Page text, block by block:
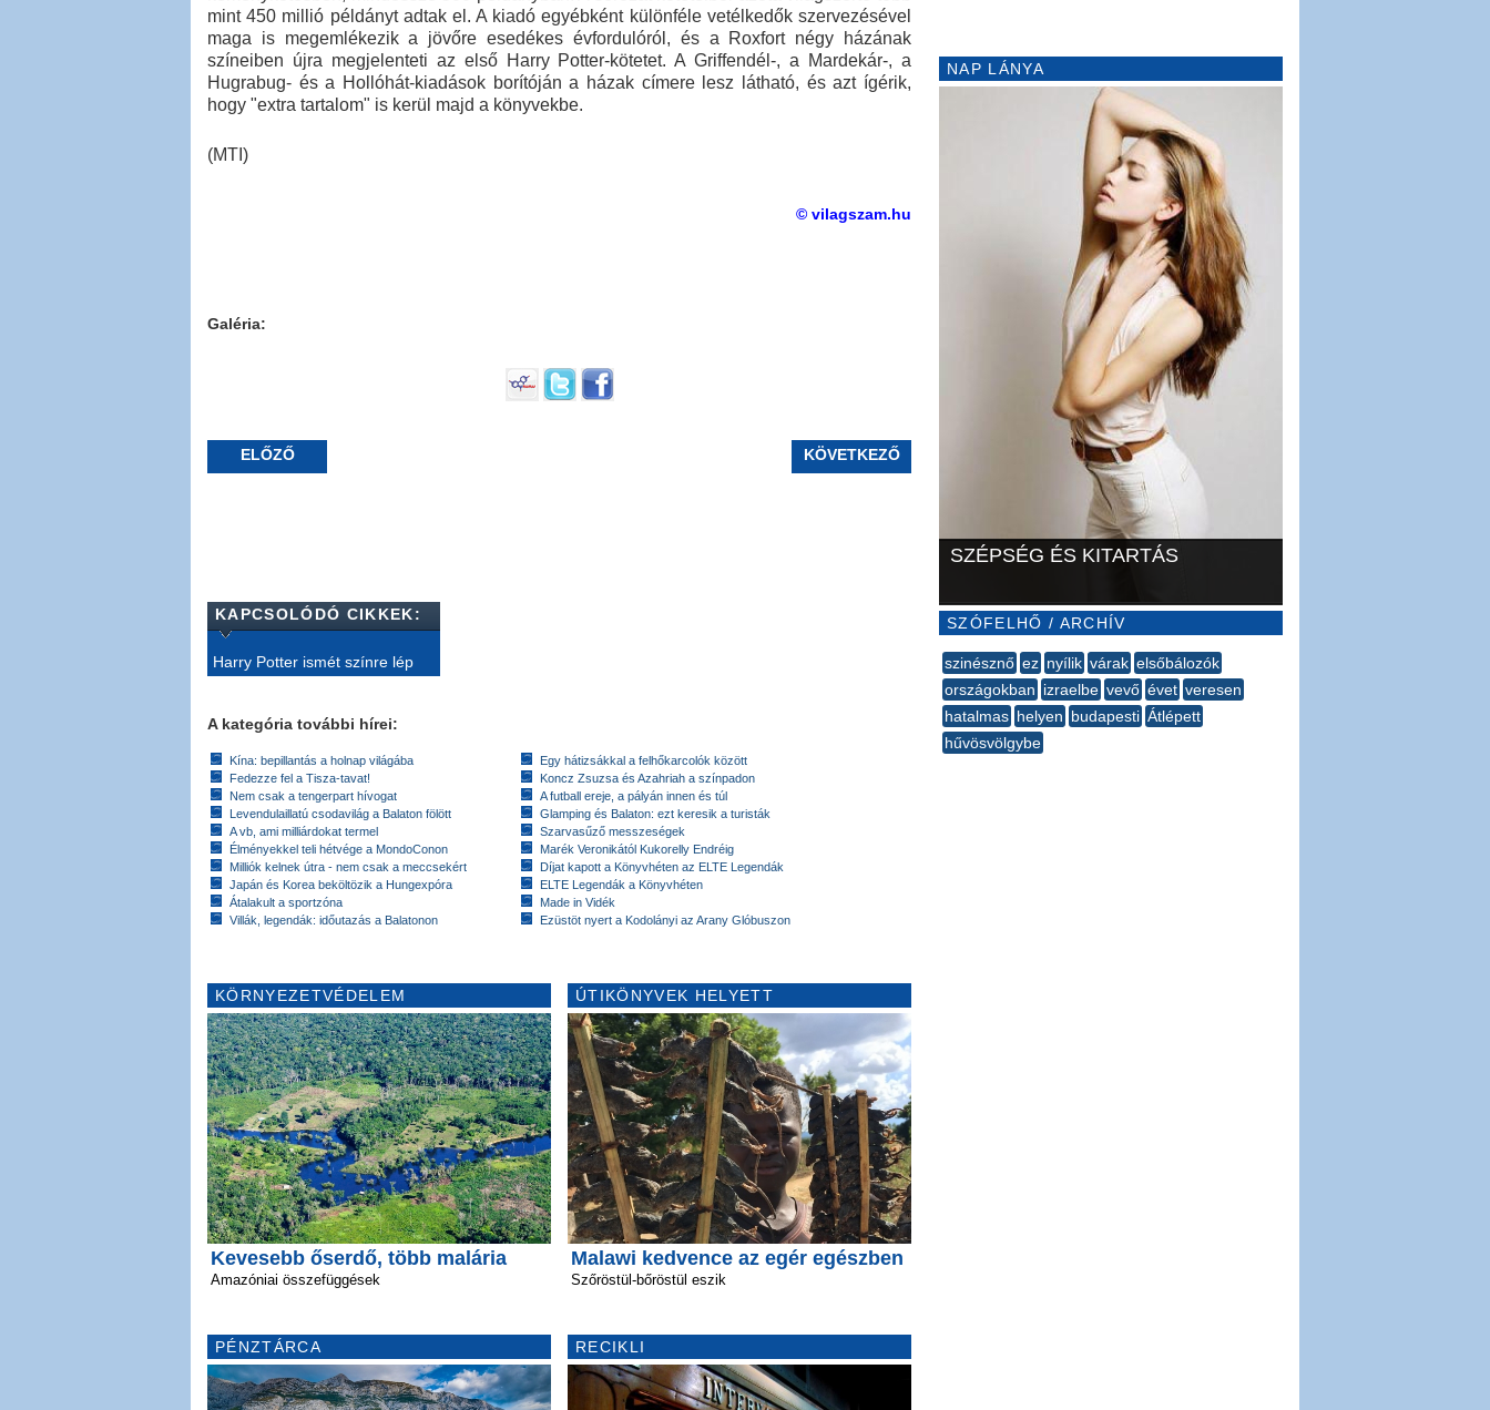
mint 450 millió példányt adtak el. A kiadó egyébként különféle vetélkedők szervezésével
maga is megemlékezik a jövőre esedékes évfordulóról, és a Roxfort négy házának
színeiben újra megjelenteti az első Harry Potter-kötetet. A Griffendél-, a Mardekár-, a
Hugrabug- és a Hollóhát-kiadások borítóján a házak címere lesz látható, és azt ígérik,
hogy "extra tartalom" is kerül majd a könyvekbe.
(MTI)
© vilagszam.hu
Galéria:
ELŐZŐ KÖVETKEZŐ
KAPCSOLÓDÓ CIKKEK:
Harry Potter ismét színre lép
A kategória további hírei:
Kína: bepillantás a holnap világába
Fedezze fel a Tisza-tavat!
Nem csak a tengerpart hívogat
Levendulaillatú csodavilág a Balaton fölött
A vb, ami milliárdokat termel
Élményekkel teli hétvége a MondoConon
Milliók kelnek útra - nem csak a meccsekért
Japán és Korea beköltözik a Hungexpóra
Átalakult a sportzóna
Villák, legendák: időutazás a Balatonon
Egy hátizsákkal a felhőkarcolók között
Koncz Zsuzsa és Azahriah a színpadon
A futball ereje, a pályán innen és túl
Glamping és Balaton: ezt keresik a turisták
Szarvasűző messzeségek
Marék Veronikától Kukorelly Endréig
Díjat kapott a Könyvhéten az ELTE Legendák
ELTE Legendák a Könyvhéten
Made in Vidék
Ezüstöt nyert a Kodolányi az Arany Glóbuszon
KÖRNYEZETVÉDELEM
Kevesebb őserdő, több malária
Amazóniai összefüggések
PÉNZTÁRCA
ÚTIKÖNYVEK HELYETT
Malawi kedvence az egér egészben
Szőröstül-bőröstül eszik
RECIKLI
NAP LÁNYA
SZÉPSÉG ÉS KITARTÁS
SZÓFELHŐ / ARCHÍV
szinésznő ez nyílik várak elsőbálozók
országokban izraelbe vevő évet veresen
hatalmas helyen budapesti Átlépett
hűvösvölgybe